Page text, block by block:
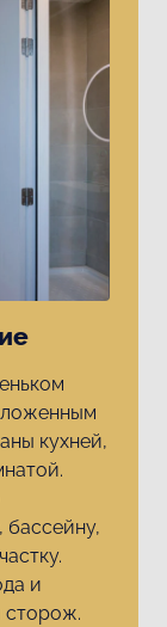
кухней,
бассейну,
и
сторож.